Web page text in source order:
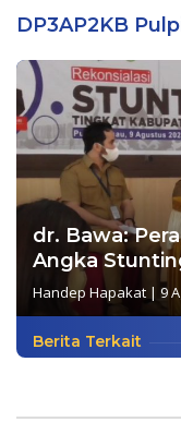
DP3AP2KB
dr. Bawa:
Angka
Handep Hapakat | 9
Berita Terkait